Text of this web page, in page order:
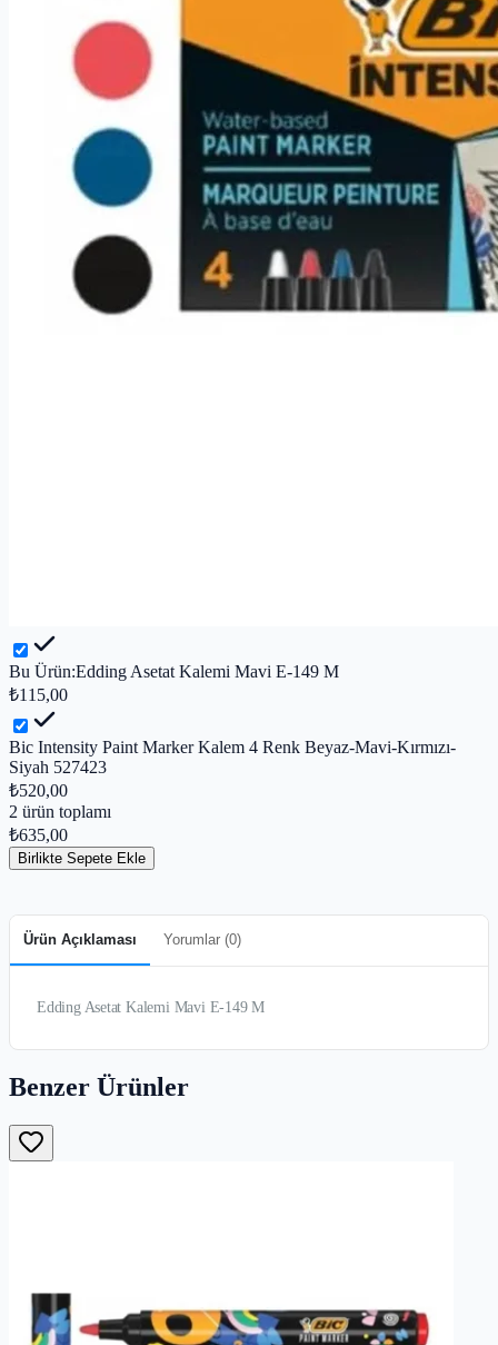
Bu Ürün:Edding Asetat Kalemi Mavi E-149 M
₺115,00
Bic Intensity Paint Marker Kalem 4 Renk Beyaz-Mavi-Kırmızı-
Siyah 527423
₺520,00
2 ürün toplamı
₺635,00
Birlikte Sepete Ekle
Ürün Açıklaması Yorumlar (0)
Edding Asetat Kalemi Mavi E-149 M
Benzer Ürünler